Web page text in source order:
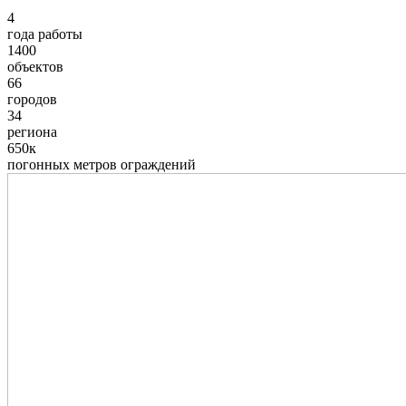
4
года работы
1400
объектов
66
городов
34
региона
650к
погонных метров ограждений